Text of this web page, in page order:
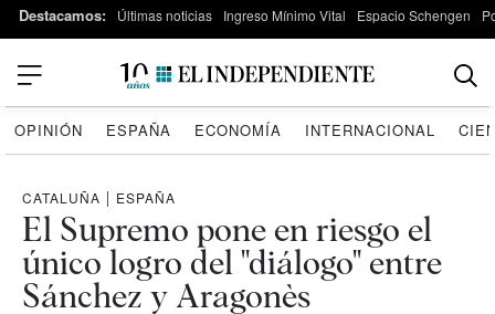
Destacamos: Últimas noticias Ingreso Mínimo Vital Espacio Schengen
OPINIÓN ESPAÑA ECONOMÍA INTERNACIONAL
CATALUÑA | ESPAÑA
El Supremo pone en riesgo el
único logro del "diálogo" entre
Sánchez y Aragonès